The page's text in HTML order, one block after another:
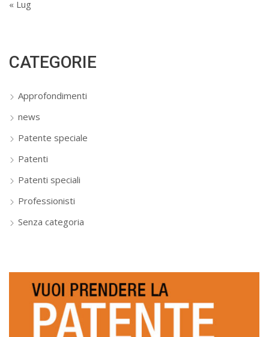
« Lug
CATEGORIE
Approfondimenti
news
Patente speciale
Patenti
Patenti speciali
Professionisti
Senza categoria